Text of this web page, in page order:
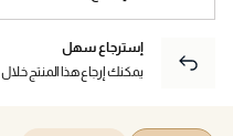
إسترجاع سهل
يمكنك إرجاع هذا المنتج خلال 7 يومًا.